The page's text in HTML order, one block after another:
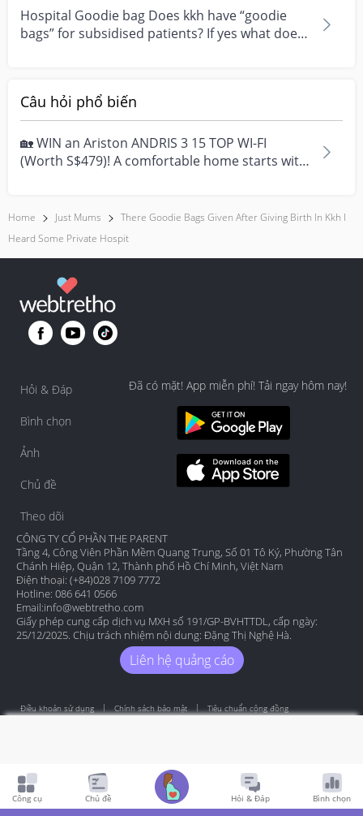
Hospital Goodie bag Does kkh have “goodie
bags” for subsidised patients? If yes what does
Câu hỏi phổ biến
🏡 WIN an Ariston ANDRIS 3 15 TOP WI-FI
(Worth S$479)! A comfortable home starts with
Home Just Mums
There Goodie Bags Given After Giving Birth In Kkh I
Heard Some Private Hospit
Hỏi & Đáp
Bình chọn
Ảnh
Chủ đề
Theo dõi
Đã có mặt! App miễn phí! Tải ngay hôm nay!
CÔNG TY CỔ PHẦN THE PARENT
Tầng 4, Công Viên Phần Mềm Quang Trung, Số 01 Tô Ký, Phường Tân
Chánh Hiệp, Quận 12, Thành phố Hồ Chí Minh, Việt Nam
Điện thoại: (+84)028 7109 7772
Hotline: 086 641 0566
Email:info@webtretho.com
Giấy phép cung cấp dịch vụ MXH số 191/GP-BVHTTDL, cấp ngày:
25/12/2025. Chịu trách nhiệm nội dung: Đặng Thị Nghệ Hà.
Liên hệ quảng cáo
Điều khoản sử dụng Chính sách bảo mật Tiêu chuẩn cộng đồng
Công cụ Chủ đề Hỏi & Đáp Bình chọn